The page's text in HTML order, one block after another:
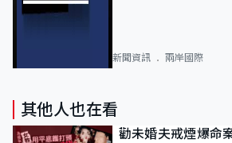
新聞資訊 兩岸國際
其他人也在看
勸未婚夫戒煙爆命